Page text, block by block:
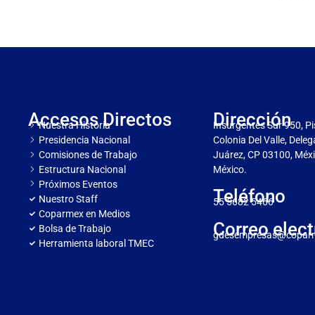
Accesos Directos
Nuestra Historia
Presidencia Nacional
Comisiones de Trabajo
Estructura Nacional
Próximos Eventos
Nuestro Staff
Coparmex en Medios
Bolsa de Trabajo
Herramienta laboral TMEC
Dirección
Insurgentes Sur 950,
Colonia Del Valle,
Juárez, CP 03100,
México.
Teléfono
55 5682 5466
Correo